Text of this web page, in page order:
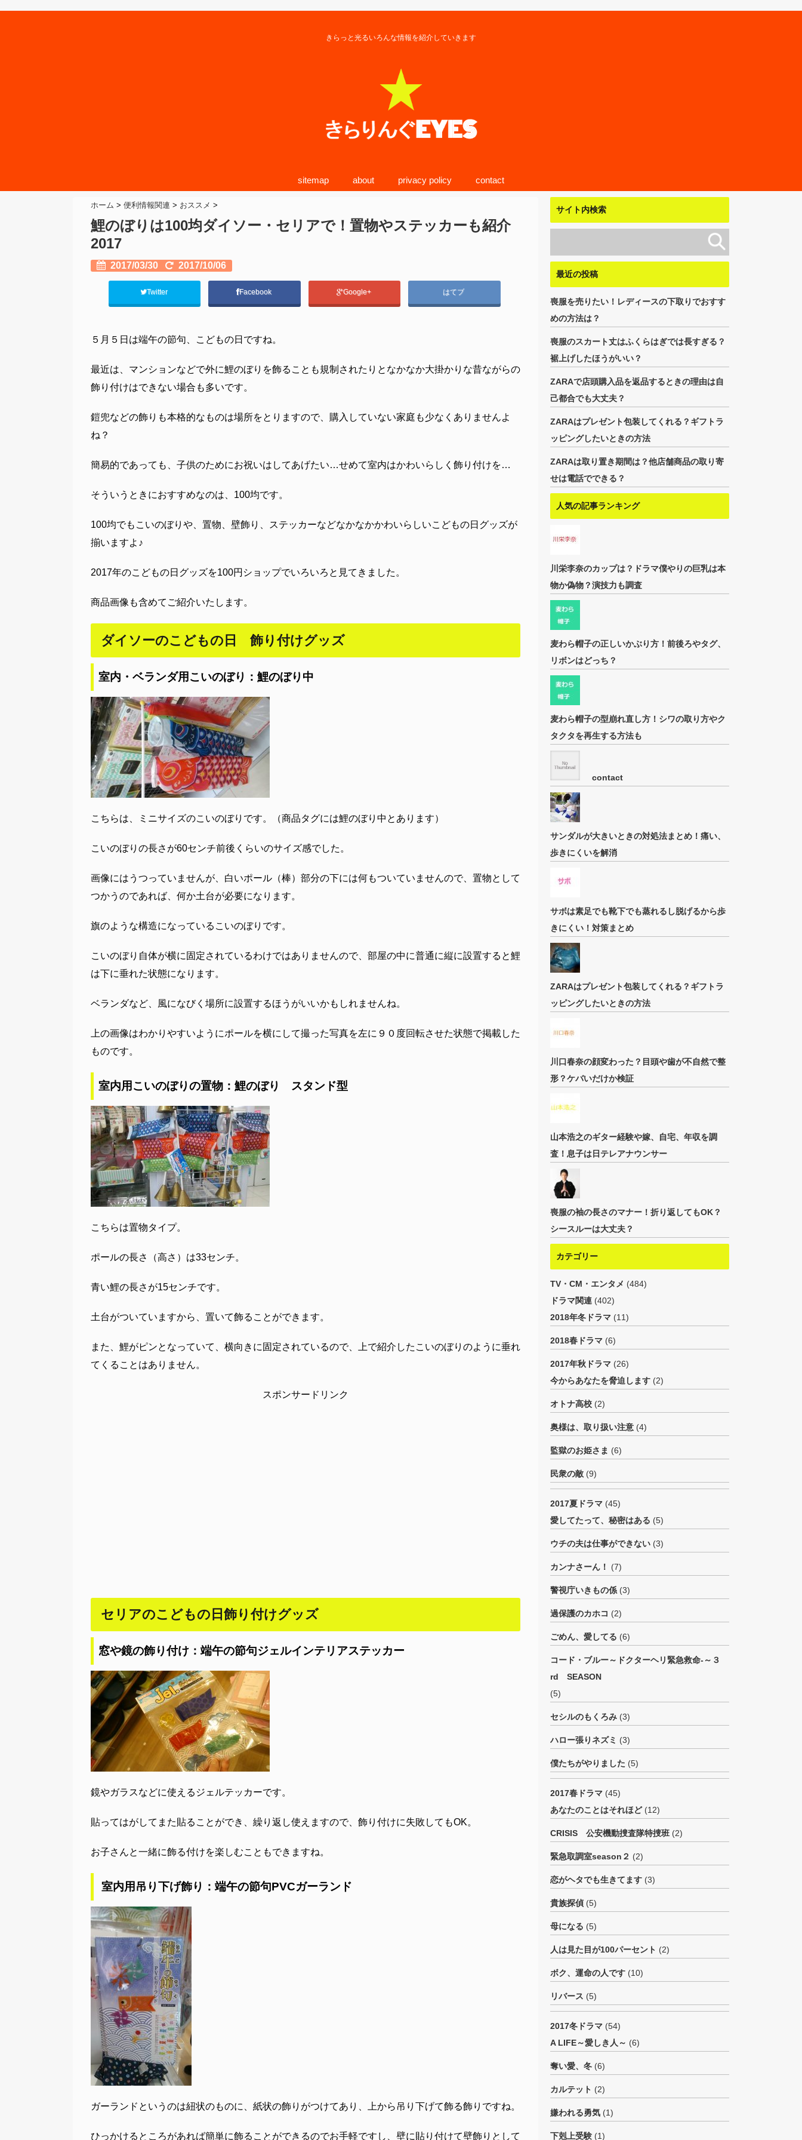
きらっと光るいろんな情報を紹介していきます
sitemap about privacy policy contact
ホーム > 便利情報関連 > おススメ >
鯉のぼりは100均ダイソー・セリアで！置物やステッカーも紹介
2017
2017/03/30 2017/10/06
Twitter Facebook Google+ はてブ
５月５日は端午の節句、こどもの日ですね。
最近は、マンションなどで外に鯉のぼりを飾ることも規制されたりとなかなか大掛かりな昔ながらの
飾り付けはできない場合も多いです。
鎧兜などの飾りも本格的なものは場所をとりますので、購入していない家庭も少なくありませんよ
ね？
簡易的であっても、子供のためにお祝いはしてあげたい…せめて室内はかわいらしく飾り付けを…
そういうときにおすすめなのは、100均です。
100均でもこいのぼりや、置物、壁飾り、ステッカーなどなかなかかわいらしいこどもの日グッズが
揃いますよ♪
2017年のこどもの日グッズを100円ショップでいろいろと見てきました。
商品画像も含めてご紹介いたします。
ダイソーのこどもの日 飾り付けグッズ
室内・ベランダ用こいのぼり：鯉のぼり中
こちらは、ミニサイズのこいのぼりです。（商品タグには鯉のぼり中とあります）
こいのぼりの長さが60センチ前後くらいのサイズ感でした。
画像にはうつっていませんが、白いポール（棒）部分の下には何もついていませんので、置物として
つかうのであれば、何か土台が必要になります。
旗のような構造になっているこいのぼりです。
こいのぼり自体が横に固定されているわけではありませんので、部屋の中に普通に縦に設置すると鯉
は下に垂れた状態になります。
ベランダなど、風になびく場所に設置するほうがいいかもしれませんね。
上の画像はわかりやすいようにポールを横にして撮った写真を左に９０度回転させた状態で掲載した
ものです。
室内用こいのぼりの置物：鯉のぼり スタンド型
こちらは置物タイプ。
ポールの長さ（高さ）は33センチ。
青い鯉の長さが15センチです。
土台がついていますから、置いて飾ることができます。
また、鯉がピンとなっていて、横向きに固定されているので、上で紹介したこいのぼりのように垂れ
てくることはありません。
スポンサードリンク
セリアのこどもの日飾り付けグッズ
窓や鏡の飾り付け：端午の節句ジェルインテリアステッカー
鏡やガラスなどに使えるジェルテッカーです。
貼ってはがしてまた貼ることができ、繰り返し使えますので、飾り付けに失敗してもOK。
お子さんと一緒に飾る付けを楽しむこともできますね。
室内用吊り下げ飾り：端午の節句PVCガーランド
ガーランドというのは紐状のものに、紙状の飾りがつけてあり、上から吊り下げて飾る飾りですね。
ひっかけるところがあれば簡単に飾ることができるのでお手軽ですし、壁に貼り付けて壁飾りとして
サイト内検索
最近の投稿
喪服を売りたい！レディースの下取りでおすす
めの方法は？
喪服のスカート丈はふくらはぎでは長すぎる？
裾上げしたほうがいい？
ZARAで店頭購入品を返品するときの理由は自
己都合でも大丈夫？
ZARAはプレゼント包装してくれる？ギフトラ
ッピングしたいときの方法
ZARAは取り置き期間は？他店舗商品の取り寄
せは電話でできる？
人気の記事ランキング
川栄李奈のカップは？ドラマ僕やりの巨乳は本
物か偽物？演技力も調査
麦わら帽子の正しいかぶり方！前後ろやタグ、
リボンはどっち？
麦わら帽子の型崩れ直し方！シワの取り方やク
タクタを再生する方法も
contact
サンダルが大きいときの対処法まとめ！痛い、
歩きにくいを解消
サボは素足でも靴下でも蒸れるし脱げるから歩
きにくい！対策まとめ
ZARAはプレゼント包装してくれる？ギフトラ
ッピングしたいときの方法
川口春奈の顔変わった？目頭や歯が不自然で整
形？ケバいだけか検証
山本浩之のギター経験や嫁、自宅、年収を調
査！息子は日テレアナウンサー
喪服の袖の長さのマナー！折り返してもOK？
シースルーは大丈夫？
カテゴリー
TV・CM・エンタメ (484)
ドラマ関連 (402)
2018年冬ドラマ (11)
2018春ドラマ (6)
2017年秋ドラマ (26)
今からあなたを脅迫します (2)
オトナ高校 (2)
奥様は、取り扱い注意 (4)
監獄のお姫さま (6)
民衆の敵 (9)
2017夏ドラマ (45)
愛してたって、秘密はある (5)
ウチの夫は仕事ができない (3)
カンナさーん！ (7)
警視庁いきもの係 (3)
過保護のカホコ (2)
ごめん、愛してる (6)
コード・ブルー～ドクターヘリ緊急救命-～３
rd SEASON
(5)
セシルのもくろみ (3)
ハロー張りネズミ (3)
僕たちがやりました (5)
2017春ドラマ (45)
あなたのことはそれほど(12)
CRISIS 公安機動捜査隊特捜班 (2)
緊急取調室season２ (2)
恋がヘタでも生きてます (3)
貴族探偵 (5)
母になる (5)
人は見た目が100パーセント (2)
ボク、運命の人です (10)
リバース (5)
2017冬ドラマ (54)
A LIFE～愛しき人～ (6)
奪い愛、冬 (6)
カルテット (2)
嫌われる勇気 (1)
下剋上受験 (1)